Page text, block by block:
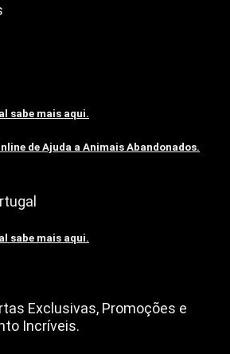
sabe mais aqui.
de Ajuda a Animais Abandonados.
sabe mais aqui.
Exclusivas, Promoções e
Incríveis.